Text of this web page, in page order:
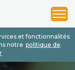
et fonctionnalités
notre politique de
1
2
3